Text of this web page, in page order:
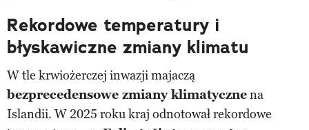
Rekordowe temperatury i
błyskawiczne zmiany klimatu
W tle krwiożerczej inwazji majaczą
bezprecedensowe zmiany klimatycznena
Islandii. W 2025 roku kraj odnotował rekordowe